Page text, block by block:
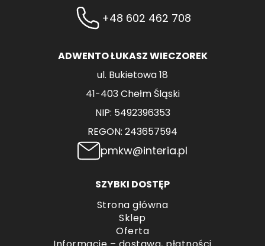
+48 602 462 708
ADWENTO ŁUKASZ WIECZOREK
ul. Bukietowa 18
41-403 Chełm Śląski
NIP: 5492396353
REGON: 243657594
pmkw@interia.pl
SZYBKI DOSTĘP
Strona główna
Sklep
Oferta